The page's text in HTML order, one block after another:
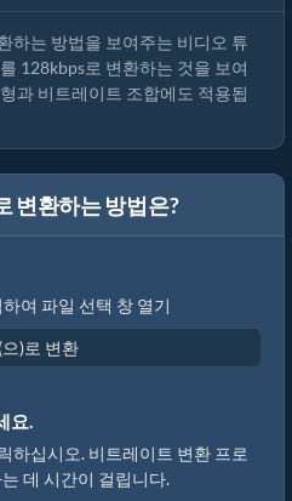
하는 방법을 보여주는 비디오 튜
128kbps로 변환하는 것을 보여
과 비트레이트 조합에도 적용됩
변환하는 방법은?
여 파일 선택 창 열기
요.
하십시오. 비트레이트 변환 프로
데 시간이 걸립니다.